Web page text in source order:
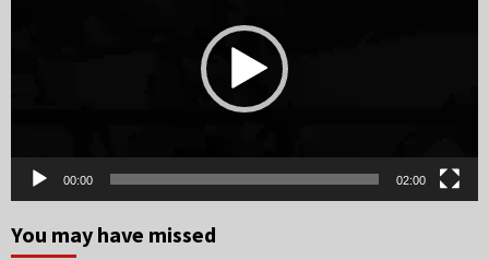
00:00 02:00
You may have missed